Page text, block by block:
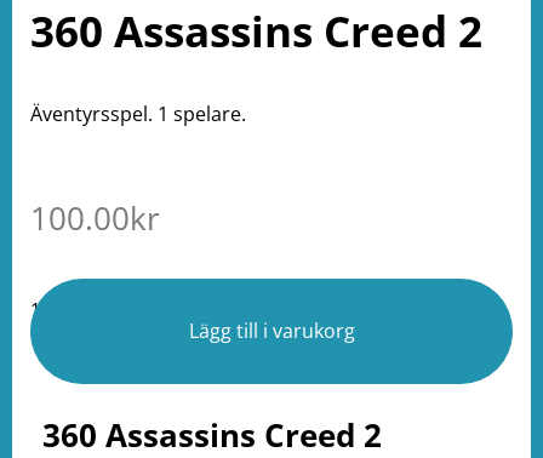
360 Assassins Creed 2
Äventyrsspel. 1 spelare.
100.00kr
1 i lager
Lägg till i varukorg
360 Assassins Creed 2